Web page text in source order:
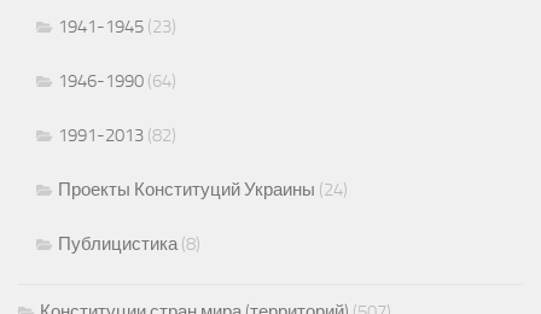
1941-1945 (23)
1946-1990 (64)
1991-2013 (82)
Проекты Конституций Украины (24)
Публицистика(8)